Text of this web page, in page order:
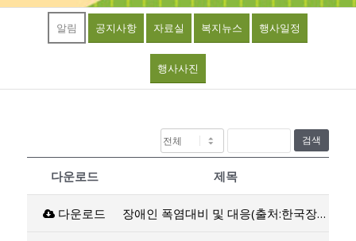
알림 공지사항 자료실 복지뉴스 행사일정
행사사진
검색
다운로드 제목
다운로드 장애인 폭염대비 및 대응(출처:한국장애인개발원)